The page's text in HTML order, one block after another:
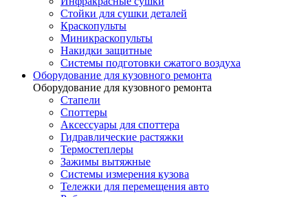
Стойки для сушки деталей
Краскопульты
Миникраскопульты
Накидки защитные
Системы подготовки сжатого воздуха
Оборудование для кузовного ремонта
Оборудование для кузовного ремонта
Стапели
Споттеры
Аксессуары для споттера
Гидравлические растяжки
Термостеплеры
Зажимы вытяжные
Системы измерения кузова
Тележки для перемещения авто